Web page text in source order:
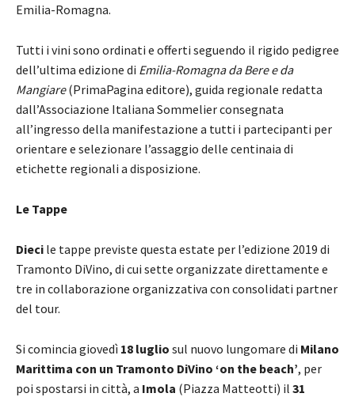
Emilia-Romagna.
Tutti i vini sono ordinati e offerti seguendo il rigido pedigree
dell’ultima edizione di Emilia-Romagna da Bere e da
Mangiare(PrimaPagina editore), guida regionale redatta
dall’Associazione Italiana Sommelier consegnata
all’ingresso della manifestazione a tutti i partecipanti per
orientare e selezionare l’assaggio delle centinaia di
etichette regionali a disposizione.
Le Tappe
Dieci le tappe previste questa estate per l’edizione 2019 di
Tramonto DiVino, di cui sette organizzate direttamente e
tre in collaborazione organizzativa con consolidati partner
del tour.
Si comincia giovedì 18 luglio sul nuovo lungomare di Milano
Marittima con un Tramonto DiVino ‘on the beach’, per
poi spostarsi in città, a Imola (Piazza Matteotti) il 31